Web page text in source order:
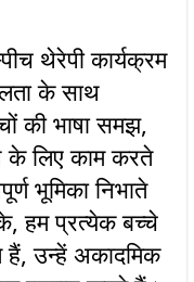
थेरेपी कार्यक्रम
के साथ
की भाषा समझ,
के लिए काम करते
भूमिका निभाते
हम प्रत्येक बच्चे
हैं, उन्हें अकादमिक